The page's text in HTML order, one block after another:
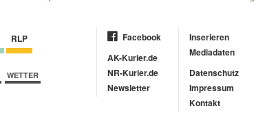
RLP
WETTER
Facebook
AK-Kurier.de
NR-Kurier.de
Newsletter
Inserieren
Mediadaten
Datenschutz
Impressum
Kontakt